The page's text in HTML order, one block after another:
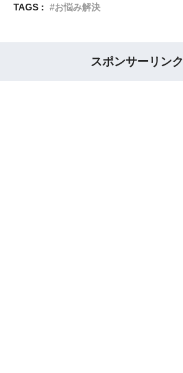
TAGS :
お悩み解決
スポンサーリンク